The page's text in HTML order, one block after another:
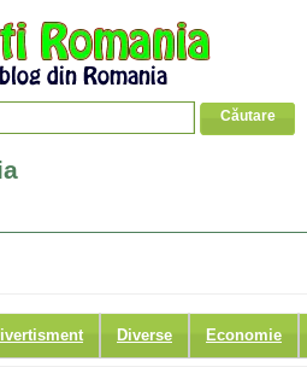
Diverse Economie